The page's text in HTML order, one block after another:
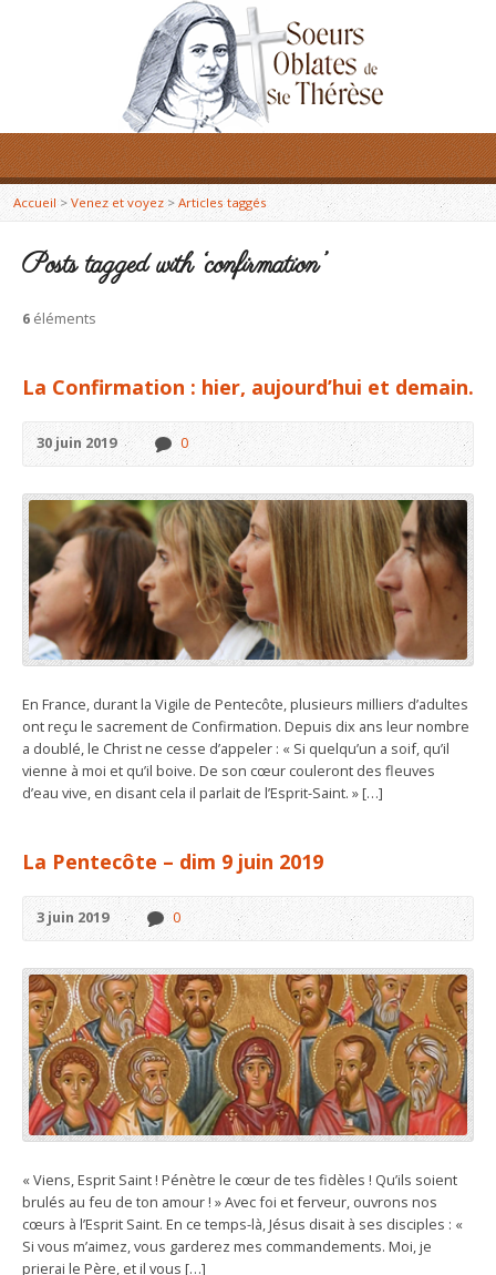
Accueil> Venez et voyez > Articles taggés
Posts tagged with ‘confirmation’
6 éléments
La Confirmation : hier, aujourd’hui et demain.
30 juin 2019 0
En France, durant la Vigile de Pentecôte, plusieurs milliers d’adultes
ont reçu le sacrement de Confirmation. Depuis dix ans leur nombre
a doublé, le Christ ne cesse d’appeler : « Si quelqu’un a soif, qu’il
vienne à moi et qu’il boive. De son cœur couleront des fleuves
d’eau vive, en disant cela il parlait de l’Esprit-Saint. » […]
La Pentecôte – dim 9 juin 2019
3 juin 2019 0
« Viens, Esprit Saint ! Pénètre le cœur de tes fidèles ! Qu’ils soient
brulés au feu de ton amour ! » Avec foi et ferveur, ouvrons nos
cœurs à l’Esprit Saint. En ce temps-là, Jésus disait à ses disciples : «
Si vous m’aimez, vous garderez mes commandements. Moi, je
prierai le Père, et il vous […]